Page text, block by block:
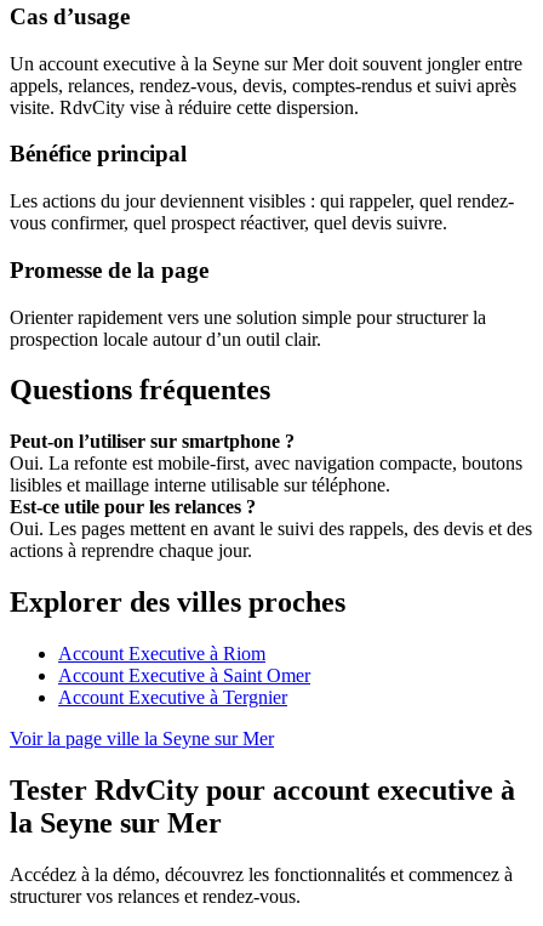
Cas d’usage
Un account executive à la Seyne sur Mer doit souvent jongler entre
appels, relances, rendez-vous, devis, comptes-rendus et suivi après
visite. RdvCity vise à réduire cette dispersion.
Bénéfice principal
Les actions du jour deviennent visibles : qui rappeler, quel rendez-
vous confirmer, quel prospect réactiver, quel devis suivre.
Promesse de la page
Orienter rapidement vers une solution simple pour structurer la
prospection locale autour d’un outil clair.
Questions fréquentes
Peut-on l’utiliser sur smartphone ?
Oui. La refonte est mobile-first, avec navigation compacte, boutons
lisibles et maillage interne utilisable sur téléphone.
Est-ce utile pour les relances ?
Oui. Les pages mettent en avant le suivi des rappels, des devis et des
actions à reprendre chaque jour.
Explorer des villes proches
Account Executive à Riom
Account Executive à Saint Omer
Account Executive à Tergnier
Voir la page ville la Seyne sur Mer
Tester RdvCity pour account executive à
la Seyne sur Mer
Accédez à la démo, découvrez les fonctionnalités et commencez à
structurer vos relances et rendez-vous.